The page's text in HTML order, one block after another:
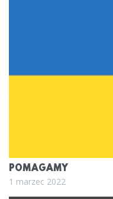
POMAGAMY
1 marzec 2022